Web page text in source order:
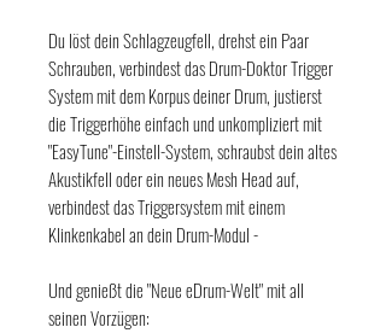
Du löst dein Schlagzeugfell, drehst ein Paar
Schrauben, verbindest das Drum-Doktor Trigger
System mit dem Korpus deiner Drum, justierst
die Triggerhöhe einfach und unkompliziert mit
"EasyTune"-Einstell-System, schraubst dein altes
Akustikfell oder ein neues Mesh Head auf,
verbindest das Triggersystem mit einem
Klinkenkabel an dein Drum-Modul -
Und genießt die "Neue eDrum-Welt" mit all
seinen Vorzügen: